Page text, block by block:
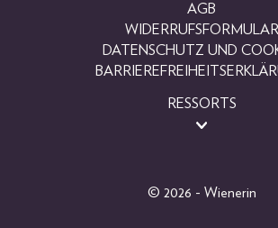
AGB
WIDERRUFSFORMULAR
DATENSCHUTZ UND
RESSORTS
© 2026 - Wienerin